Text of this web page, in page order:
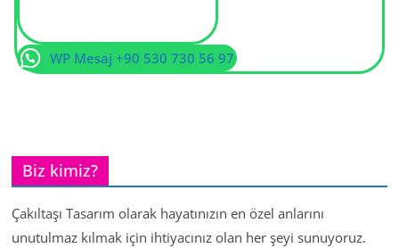
WP Mesaj +90 530 730 56 97
Biz kimiz?
Çakıltaşı Tasarım olarak hayatınızın en özel anlarını
unutulmaz kılmak için ihtiyacınız olan her şeyi sunuyoruz.